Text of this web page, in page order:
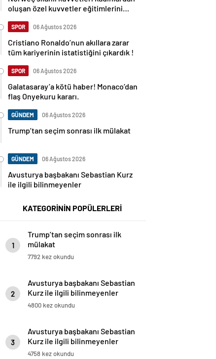
oluşan özel kuvvetler eğitimlerini
SPOR 06 Ağustos 2026
Cristiano Ronaldo’nun akıllara zarar
tüm kariyerinin istatistiğini çıkardık !
SPOR 06 Ağustos 2026
Galatasaray’a kötü haber! Monaco’dan
flaş Onyekuru kararı.
GÜNDEM 06 Ağustos 2026
Trump’tan seçim sonrası ilk mülakat
GÜNDEM 06 Ağustos 2026
Avusturya başbakanı Sebastian Kurz
ile ilgili bilinmeyenler
KATEGORİNİN POPÜLERLERİ
1
Trump’tan seçim sonrası ilk
mülakat
7792 kez okundu
2
Avusturya başbakanı Sebastian
Kurz ile ilgili bilinmeyenler
4800 kez okundu
3
Avusturya başbakanı Sebastian
Kurz ile ilgili bilinmeyenler
4758 kez okundu